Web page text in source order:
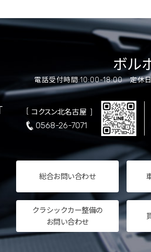
ボル
電話受付時間:10:00-18:00 定休日
コクスン北名古屋
0568-26-7071
総合お問い合わせ
クラシックカー整備の
お問い合わせ